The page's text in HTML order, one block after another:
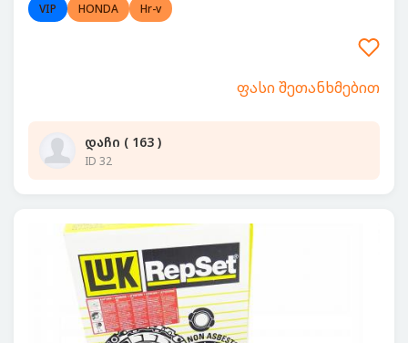
VIP HONDA Hr-v
ფასი შეთანხმებით
დაჩი ( 163 )
ID 32